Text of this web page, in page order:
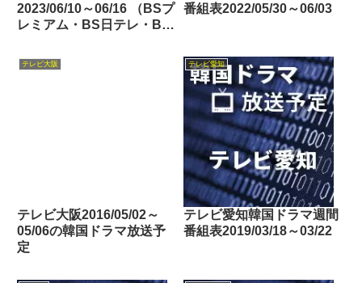
2023/06/10～06/16 （BSプ
レミアム・BS日テレ・BS
東・BSフジ）
番組表2022/05/30～06/03
テレビ大阪
テレビ大阪2016/05/02～
05/06の韓国ドラマ放送予
定
テレビ愛知
テレビ愛知韓国ドラマ週間
番組表2019/03/18～03/22